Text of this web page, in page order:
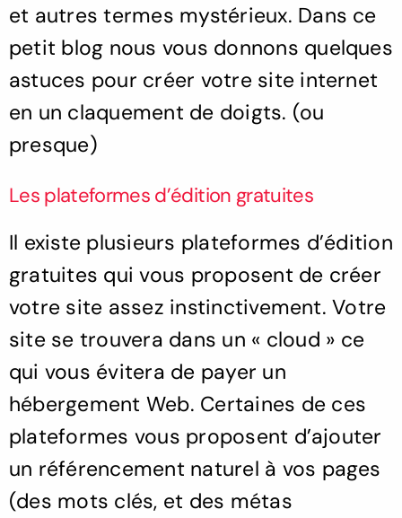
et autres termes mystérieux. Dans ce
petit blog nous vous donnons quelques
astuces pour créer votre site internet
en un claquement de doigts. (ou
presque)
Les plateformes d’édition gratuites
Il existe plusieurs plateformes d’édition
gratuites qui vous proposent de créer
votre site assez instinctivement. Votre
site se trouvera dans un « cloud » ce
qui vous évitera de payer un
hébergement Web. Certaines de ces
plateformes vous proposent d’ajouter
un référencement naturel à vos pages
(des mots clés, et des métas